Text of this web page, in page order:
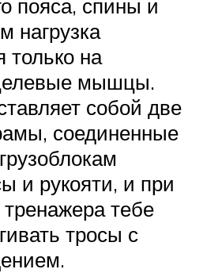
пояса, спины и
нагрузка
только на
мышцы.
собой две
соединенные
и рукояти, и при
тебе
тросы с